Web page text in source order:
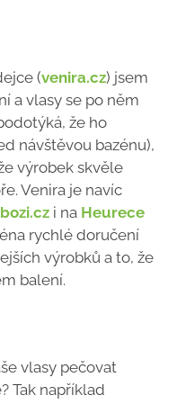
(venira.cz) jsem
a vlasy se po něm
že ho
návštěvou bazénu),
výrobek skvěle
Venira je navíc
i na Heurece
rychlé doručení
výrobků a to, že
balení.
vlasy pečovat
Tak například